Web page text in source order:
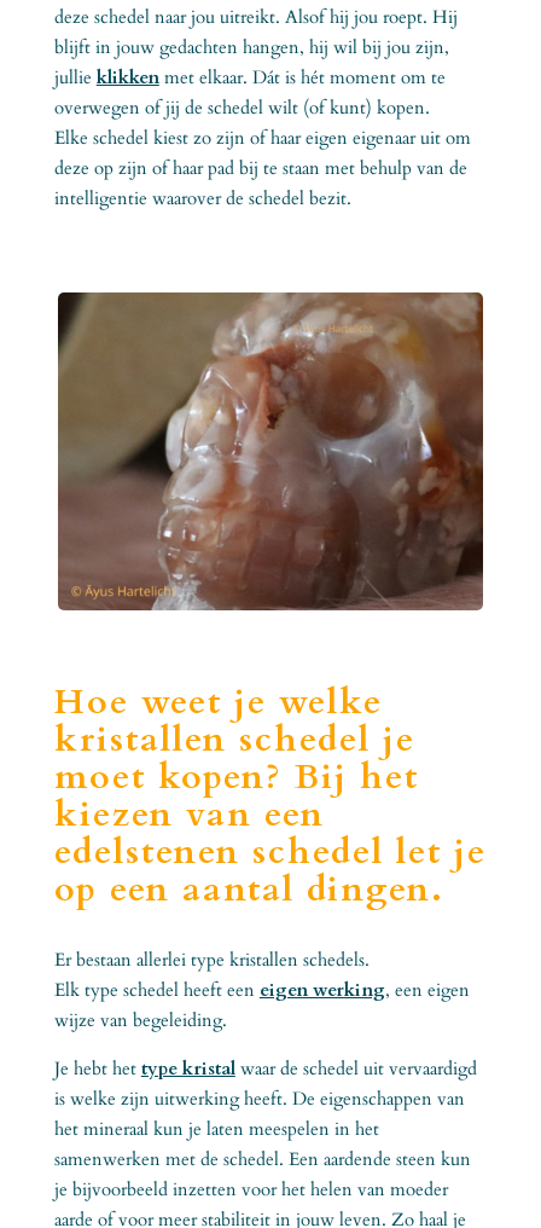
deze schedel naar jou uitreikt. Alsof hij jou roept. Hij
blijft in jouw gedachten hangen, hij wil bij jou zijn,
jullie klikkenmet elkaar. Dát is hét moment om te
overwegen of jij de schedel wilt (of kunt) kopen.
Elke schedel kiest zo zijn of haar eigen eigenaar uit om
deze op zijn of haar pad bij te staan met behulp van de
intelligentie waarover de schedel bezit.
Hoe weet je welke
kristallen schedel je
moet kopen? Bij het
kiezen van een
edelstenen schedel let je
op een aantal dingen.
Er bestaan allerlei type kristallen schedels.
Elk type schedel heeft een eigen werking, een eigen
wijze van begeleiding.
Je hebt het type kristalwaar de schedel uit vervaardigd
is welke zijn uitwerking heeft. De eigenschappen van
het mineraal kun je laten meespelen in het
samenwerken met de schedel. Een aardende steen kun
je bijvoorbeeld inzetten voor het helen van moeder
aarde of voor meer stabiliteit in jouw leven. Zo haal je